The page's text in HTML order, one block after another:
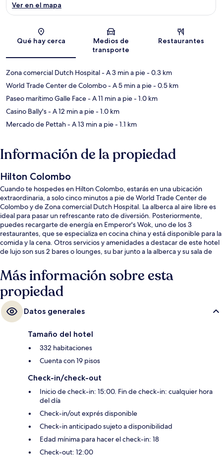
Sección del mapa
Ver en el mapa
Qué hay cerca
Medios de
transporte
Restaurantes
Zona comercial Dutch Hospital- A 3 min a pie- 0.3 km
World Trade Center de Colombo- A 5 min a pie- 0.5 km
Paseo marítimo Galle Face- A 11 min a pie- 1.0 km
Casino Bally's- A 12 min a pie- 1.0 km
Mercado de Pettah- A 13 min a pie- 1.1 km
Información de la propiedad
Hilton Colombo
Cuando te hospedes en Hilton Colombo, estarás en una ubicación
extraordinaria, a solo cinco minutos a pie de World Trade Center de
Colombo y de Zona comercial Dutch Hospital. La alberca al aire libre es
ideal para pasar un refrescante rato de diversión. Posteriormente,
puedes recargarte de energía en Emperor's Wok, uno de los 3
restaurantes, que se especializa en cocina china y está disponible para la
comida y la cena. Otros servicios y amenidades a destacar de este hotel
de lujo son sus 2 bares o lounges, su bar junto a la alberca y su sala de
características como el personal amable.
Más información sobre esta
propiedad
Datos generales
Tamaño del hotel
332 habitaciones
Cuenta con 19 pisos
Check-in/check-out
Inicio de check-in: 15:00. Fin de check-in: cualquier hora
del día
Check-in/out exprés disponible
Check-in anticipado sujeto a disponibilidad
Edad mínima para hacer el check-in: 18
Check-out: 12:00